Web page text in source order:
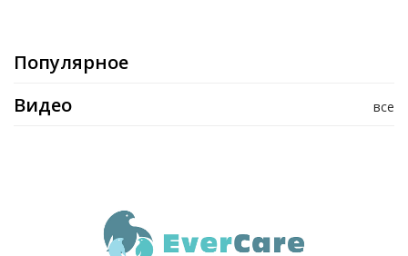
Популярное
все
Видео